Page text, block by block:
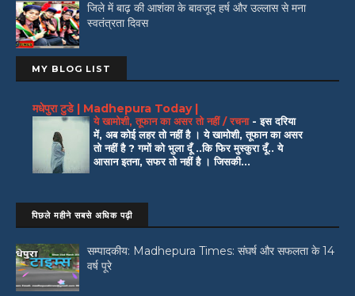
जिले में बाढ़ की आशंका के बावजूद हर्ष और उल्लास से मना
स्वतंत्रता दिवस
MY BLOG LIST
मधेपुरा टुडे | Madhepura Today |
ये खामोशी, तूफान का असर तो नहीं / रचना -इस दरिया
में, अब कोई लहर तो नहीं है । ये खामोशी, तूफान का असर
तो नहीं है ? गमों को भुला दूँ ..कि फिर मुस्कुरा दूँ.. ये
आसान इतना, सफर तो नहीं है । जिसकी...
पिछले महीने सबसे अधिक पढ़ी
सम्पादकीय: Madhepura Times: संघर्ष और सफलता के 14
वर्ष पूरे